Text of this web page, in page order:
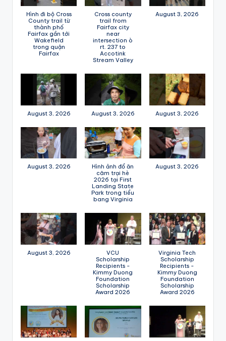
Hình đi bộ Cross
County trail từ
thành phố
Fairfax gần tới
Wakefield
trong quận
Fairfax
Cross county
trail from
Fairfax city
near
intersection ò
rt. 237 to
Accotink
Stream Valley
August 3, 2026
August 3, 2026 August 3, 2026 August 3, 2026
August 3, 2026
Hình ảnh đổ ăn
câm trại hè
2026 tại First
Landing State
Park trong tiểu
bang Virginia
August 3, 2026
August 3, 2026
VCU
Scholarship
Recipients -
Kimmy Duong
Foundation
Scholarship
Award 2026
Virginia Tech
Scholarship
Recipients -
Kimmy Duong
Foundation
Scholarship
Award 2026